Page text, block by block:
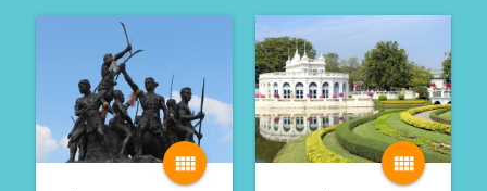
view_comfy view_comfy